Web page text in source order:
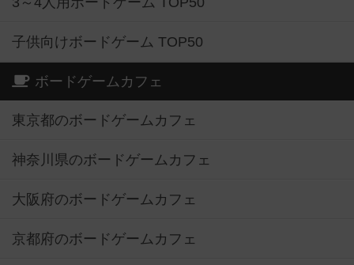
子供向けボードゲーム TOP50
ボードゲームカフェ
東京都のボードゲームカフェ
神奈川県のボードゲームカフェ
大阪府のボードゲームカフェ
京都府のボードゲームカフェ